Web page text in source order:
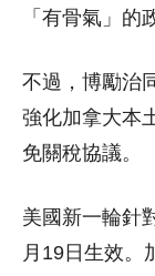
「有骨氣」的
不過，博勵治
強化加拿大本
免關稅協議。
美國新一輪針
月19日生效。